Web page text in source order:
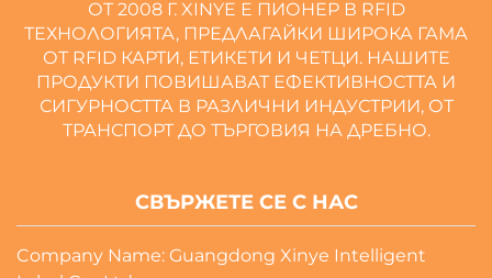
ОТ 2008 Г. XINYE Е ПИОНЕР В RFID
ТЕХНОЛОГИЯТА, ПРЕДЛАГАЙКИ ШИРОКА ГАМА
ОТ RFID КАРТИ, ЕТИКЕТИ И ЧЕТЦИ. НАШИТЕ
ПРОДУКТИ ПОВИШАВАТ ЕФЕКТИВНОСТТА И
СИГУРНОСТТА В РАЗЛИЧНИ ИНДУСТРИИ, ОТ
ТРАНСПОРТ ДО ТЪРГОВИЯ НА ДРЕБНО.
СВЪРЖЕТЕ СЕ С НАС
Company Name: Guangdong Xinye Intelligent